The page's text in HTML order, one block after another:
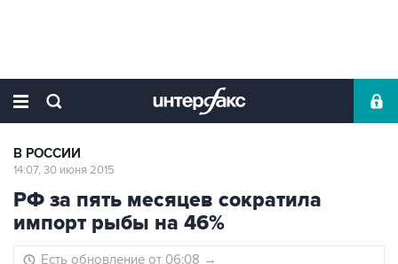
В РОССИИ
14:07, 30 июня 2015
РФ за пять месяцев сократила
импорт рыбы на 46%
Есть обновление от 06:08 →